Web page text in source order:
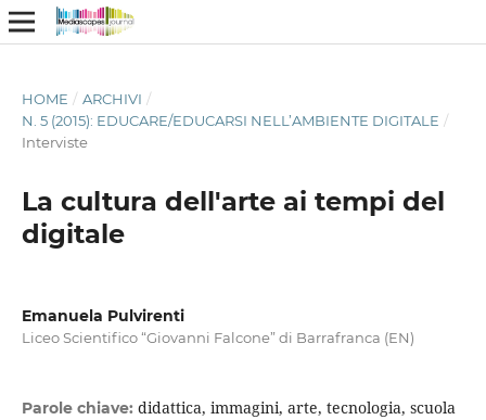
HOME / ARCHIVI /
N. 5 (2015): EDUCARE/EDUCARSI NELL’AMBIENTE DIGITALE /
Interviste
La cultura dell'arte ai tempi del
digitale
Emanuela Pulvirenti
Liceo Scientifico “Giovanni Falcone” di Barrafranca (EN)
Parole chiave: didattica, immagini, arte, tecnologia, scuola